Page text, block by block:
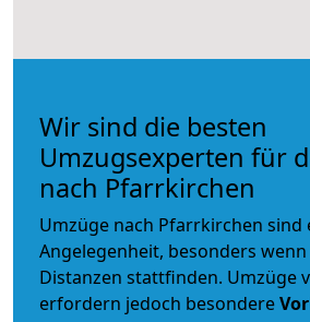
Wir sind die besten
Umzugsexperten für
nach Pfarrkirchen
Umzüge nach Pfarrkirchen sind
Angelegenheit, besonders
Distanzen stattfinden. Umzüge
erfordern jedoch besondere